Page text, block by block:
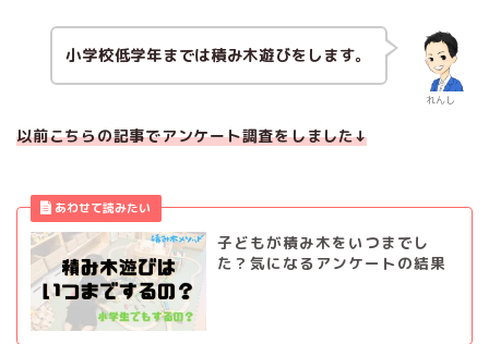
れんし
小学校低学年までは積み木遊びをします。
以前こちらの記事でアンケート調査をしました↓
子どもが積み木をいつまでし
た？気になるアンケートの結果